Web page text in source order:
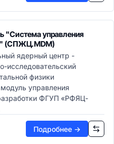
"Система управления
(СПЖЦ.MDM)
ядерный центр -
исследовательский
физики
управления
ФГУП «РФЯЦ-
Подробнее →